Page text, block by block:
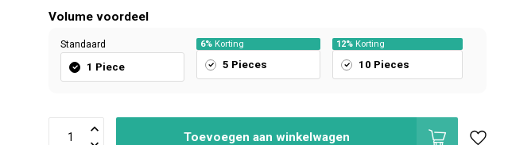
Volume voordeel
Standaard
1 Piece
6% Korting
5 Pieces
12% Korting
10 Pieces
Toevoegen aan winkelwagen